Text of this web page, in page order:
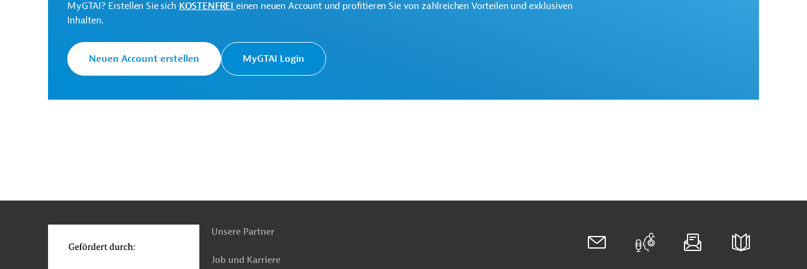
Ecuador
MyGTAI? Erstellen Sie sich KOSTENFREI einen neuen Account und profitieren Sie von zahlreichen Vorteilen und exklusiven
Inhalten.
Neuen Account erstellen MyGTAI Login
oben
Unsere Partner
Job und Karriere